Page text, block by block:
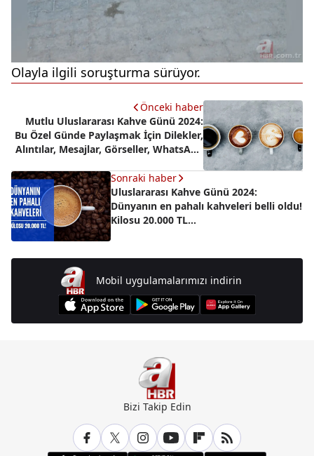
Olayla ilgili soruşturma sürüyor.
Önceki haber
Mutlu Uluslararası Kahve Günü 2024:
Bu Özel Günde Paylaşmak İçin Dilekler,
Alıntılar, Mesajlar, Görseller, WhatsApp
Sonraki haber
Uluslararası Kahve Günü 2024:
Dünyanın en pahalı kahveleri belli oldu!
Kilosu 20.000 TL...
Mobil uygulamalarımızı indirin
Bizi Takip Edin